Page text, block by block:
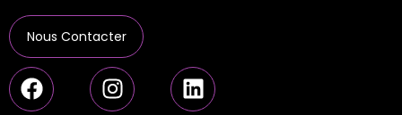
Nous Contacter